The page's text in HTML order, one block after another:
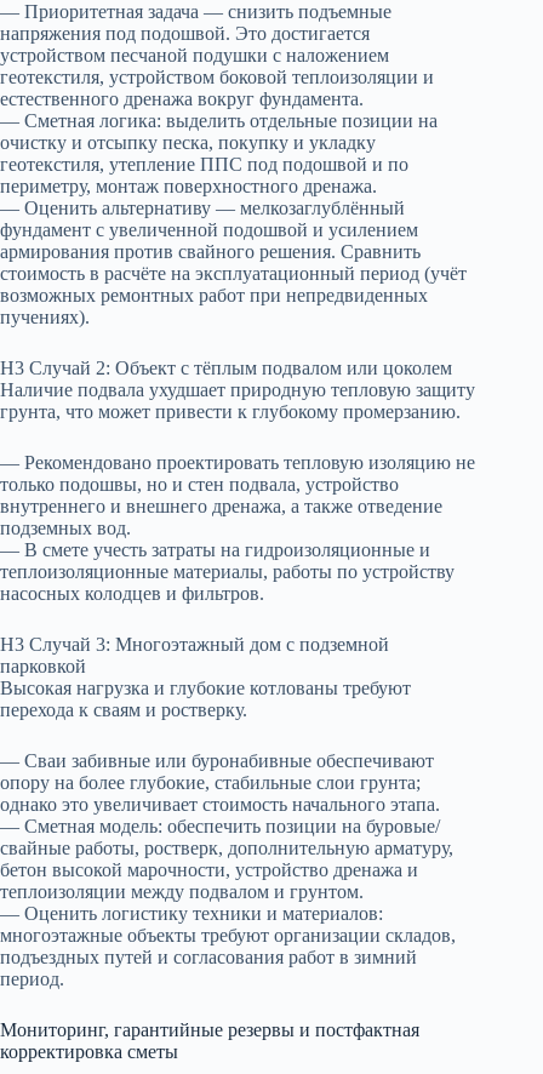
— Приоритетная задача — снизить подъемные
напряжения под подошвой. Это достигается
устройством песчаной подушки с наложением
геотекстиля, устройством боковой теплоизоляции и
естественного дренажа вокруг фундамента.
— Сметная логика: выделить отдельные позиции на
очистку и отсыпку песка, покупку и укладку
геотекстиля, утепление ППС под подошвой и по
периметру, монтаж поверхностного дренажа.
— Оценить альтернативу — мелкозаглублённый
фундамент с увеличенной подошвой и усилением
армирования против свайного решения. Сравнить
стоимость в расчёте на эксплуатационный период (учёт
возможных ремонтных работ при непредвиденных
пучениях).
H3 Случай 2: Объект с тёплым подвалом или цоколем
Наличие подвала ухудшает природную тепловую защиту
грунта, что может привести к глубокому промерзанию.
— Рекомендовано проектировать тепловую изоляцию не
только подошвы, но и стен подвала, устройство
внутреннего и внешнего дренажа, а также отведение
подземных вод.
— В смете учесть затраты на гидроизоляционные и
теплоизоляционные материалы, работы по устройству
насосных колодцев и фильтров.
H3 Случай 3: Многоэтажный дом с подземной
парковкой
Высокая нагрузка и глубокие котлованы требуют
перехода к сваям и ростверку.
— Сваи забивные или буронабивные обеспечивают
опору на более глубокие, стабильные слои грунта;
однако это увеличивает стоимость начального этапа.
— Сметная модель: обеспечить позиции на буровые/
свайные работы, ростверк, дополнительную арматуру,
бетон высокой марочности, устройство дренажа и
теплоизоляции между подвалом и грунтом.
— Оценить логистику техники и материалов:
многоэтажные объекты требуют организации складов,
подъездных путей и согласования работ в зимний
период.
Мониторинг, гарантийные резервы и постфактная
корректировка сметы